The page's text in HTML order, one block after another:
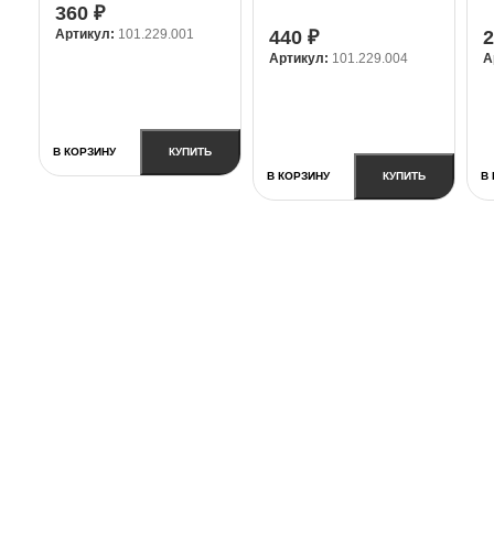
360 ₽
В КОРЗИНУ КУПИТЬ
Артикул: 101.229.001 440 ₽
В КОРЗИНУ КУПИТЬ
Артикул: 101.229.004
В